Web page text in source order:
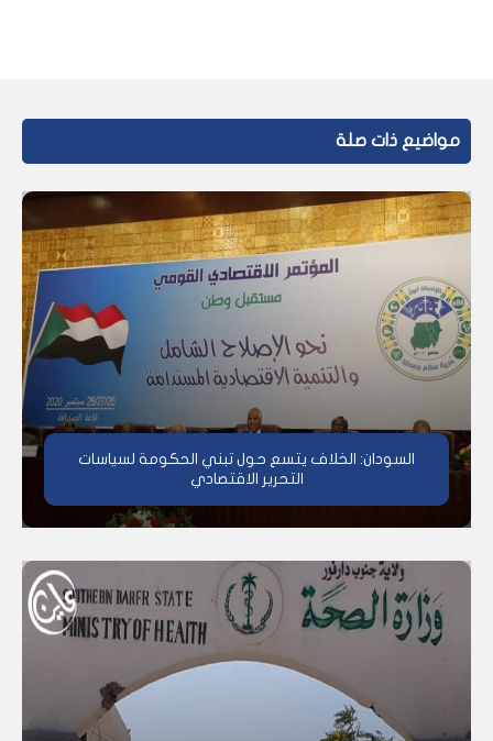
مواضيع ذات صلة
السودان: الخلاف يتسع حول تبني الحكومة لسياسات
التحرير الاقتصادي